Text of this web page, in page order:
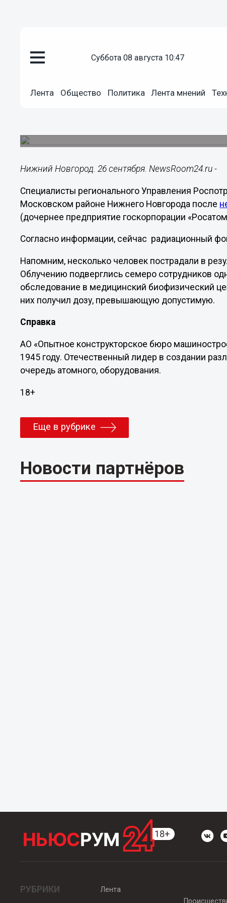
суббота 08 августа 10:47
Лента Общество Политика Лента мнений
Специалисты
Нижний Новгород. 26 сентября. NewsRoom24.ru -
Специалисты регионального Управления
Московском районе Нижнего Новгорода после
(дочернее предприятие госкорпорации
Согласно информации, сейчас радиационный
Напомним, несколько человек пострадали в
Облучению подверглись семеро сотрудников
обследование в медицинский биофизический
них получил дозу, превышающую допустимую.
Справка
АО «Опытное конструкторское бюро
1945 году. Отечественный лидер в создании
очередь атомного, оборудования.
18+
Еще в рубрике
Новости партнёров
РУБРИКИ
Лента